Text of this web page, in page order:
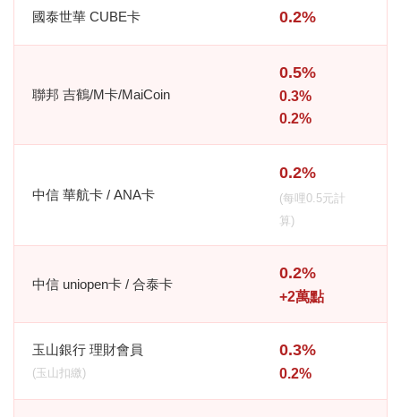
國泰世華 CUBE卡 0.2%
聯邦 吉鶴/M卡/MaiCoin
0.5%
0.3%
0.2%
中信 華航卡 / ANA卡
0.2%
(每哩0.5元計
算)
中信 uniopen卡 / 合泰卡
0.2%
+2萬點
玉山銀行 理財會員
(玉山扣繳)
0.3%
0.2%